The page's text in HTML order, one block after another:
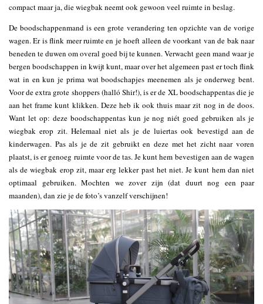
compact maar ja, die wiegbak neemt ook gewoon veel ruimte in beslag.
De boodschappenmand is een grote verandering ten opzichte van de vorige
wagen. Er is flink meer ruimte en je hoeft alleen de voorkant van de bak naar
beneden te duwen om overal goed bij te kunnen. Verwacht geen mand waar je
bergen boodschappen in kwijt kunt, maar over het algemeen past er toch flink
wat in en kun je prima wat boodschapjes meenemen als je onderweg bent.
Voor de extra grote shoppers (halló Shir!), is er de XL boodschappentas die je
aan het frame kunt klikken. Deze heb ik ook thuis maar zit nog in de doos.
Want let op: deze boodschappentas kun je nog niét goed gebruiken als je
wiegbak erop zit. Helemaal niet als je de luiertas ook bevestigd aan de
kinderwagen. Pas als je de zit gebruikt en deze met het zicht naar voren
plaatst, is er genoeg ruimte voor de tas. Je kunt hem bevestigen aan de wagen
als de wiegbak erop zit, maar erg lekker past het niet. Je kunt hem dan niet
optimaal gebruiken. Mochten we zover zijn (dat duurt nog een paar
maanden), dan zie je de foto’s vanzelf verschijnen!